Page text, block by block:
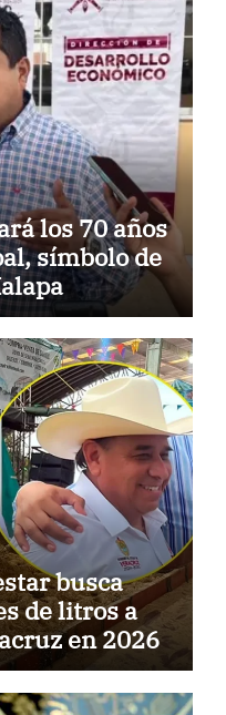
los 70 años
símbolo de
busca
de litros a
en 2026